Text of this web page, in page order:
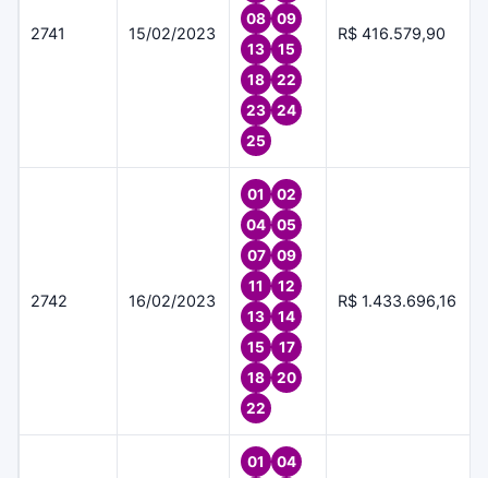
2741 15/02/2023
08
09
13
15
18
22
23
24
25
R$ 416.579,90
2742 16/02/2023
01
02
04
05
07
09
11
12
13
14
15
17
18
20
22
R$ 1.433.696,16
01 04